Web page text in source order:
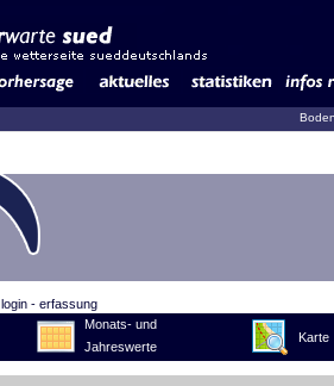
login - erfassung
Monats- und
Jahreswerte
Karte